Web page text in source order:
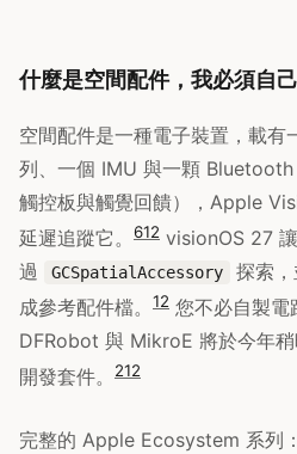
什麼是空間配件，我必須自
空間配件是一種電子裝置，載有
列、一個 IMU 與一顆 Bluetooth
觸控板與觸覺回饋），Apple
延遲追蹤它。
612 visionOS 27
過
GCSpatialAccessory
探索
成參考配件檔。
12 您不必自製
DFRobot 與 MikroE 將於今年
開發套件。
212
完整的 Apple Ecosystem 系列：